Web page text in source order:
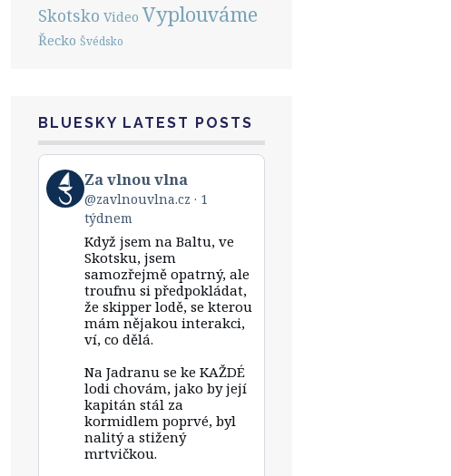
Skotsko Video Vyplouváme
Řecko Švédsko
BLUESKY LATEST POSTS
View
post
by
Bluesky
Za vlnou vlna
@zavlnouvlna.cz
1
týdnem
Když jsem na Baltu, ve
Skotsku, jsem
samozřejmě opatrný, ale
troufnu si předpokládat,
že skipper lodě, se kterou
mám nějakou interakci,
ví, co dělá.
Na Jadranu se ke KAŽDÉ
lodi chovám, jako by její
kapitán stál za
kormidlem poprvé, byl
nalitý a stižený
mrtvičkou.